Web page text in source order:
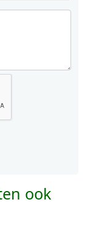
ook